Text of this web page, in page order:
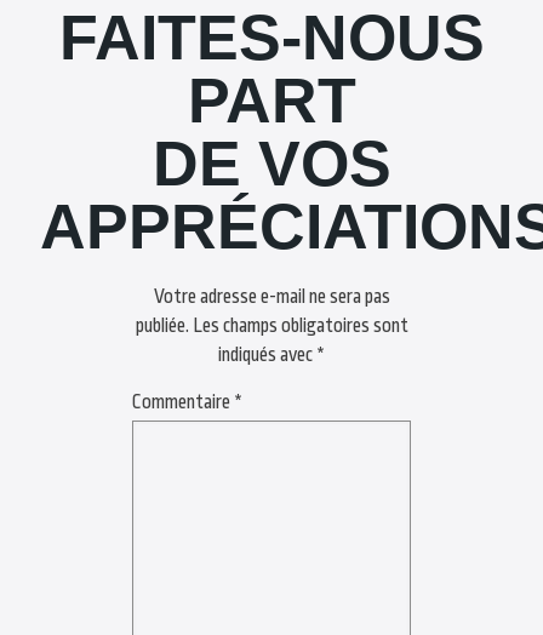
FAITES-NOUS
PART
DE VOS
Votre adresse e-mail ne sera pas
publiée. Les champs obligatoires sont
indiqués avec *
Commentaire *